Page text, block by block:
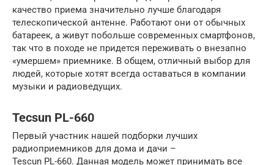
качество приема значительно лучше благодаря
телескопической антенне. Работают они от обычных
батареек, а живут побольше современных смартфонов,
так что в походе не придется переживать о внезапно
«умершем» приемнике. В общем, отличный выбор для
людей, которые хотят всегда оставаться в компании
музыки и радиоведущих.
Tecsun PL-660
Первый участник нашей подборки лучших
радиоприемников для дома и дачи –
Tescun PL-660. Данная модель может принимать все